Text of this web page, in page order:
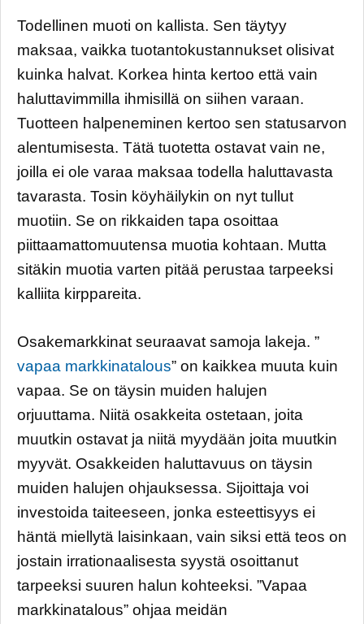
Todellinen muoti on kallista. Sen täytyy
maksaa, vaikka tuotantokustannukset olisivat
kuinka halvat. Korkea hinta kertoo että vain
haluttavimmilla ihmisillä on siihen varaan.
Tuotteen halpeneminen kertoo sen statusarvon
alentumisesta. Tätä tuotetta ostavat vain ne,
joilla ei ole varaa maksaa todella haluttavasta
tavarasta. Tosin köyhäilykin on nyt tullut
muotiin. Se on rikkaiden tapa osoittaa
piittaamattomuutensa muotia kohtaan. Mutta
sitäkin muotia varten pitää perustaa tarpeeksi
kalliita kirppareita.
Osakemarkkinat seuraavat samoja lakeja. ”
vapaa markkinatalous” on kaikkea muuta kuin
vapaa. Se on täysin muiden halujen
orjuuttama. Niitä osakkeita ostetaan, joita
muutkin ostavat ja niitä myydään joita muutkin
myyvät. Osakkeiden haluttavuus on täysin
muiden halujen ohjauksessa. Sijoittaja voi
investoida taiteeseen, jonka esteettisyys ei
häntä miellytä laisinkaan, vain siksi että teos on
jostain irrationaalisesta syystä osoittanut
tarpeeksi suuren halun kohteeksi. ”Vapaa
markkinatalous” ohjaa meidän